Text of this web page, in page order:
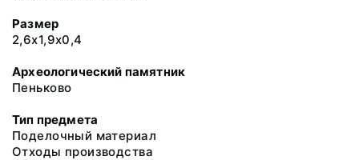
Размер
2,6х1,9х0,4
Археологический памятник
Пеньково
Тип предмета
Поделочный материал
Отходы производства